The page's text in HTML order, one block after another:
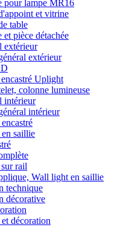
pour lampe MR16
et vitrine
table
et pièce détachée
extérieur
extérieur
Uplight
colonne lumineuse
intérieur
intérieur
saillie
rail
Wall light en saillie
technique
décorative
décoration